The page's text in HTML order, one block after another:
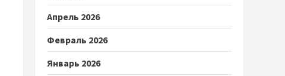
Апрель 2026
Февраль 2026
Январь 2026